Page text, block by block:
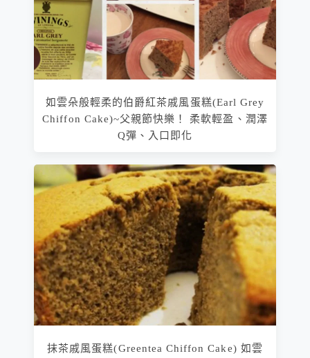
如雲朵般輕柔的伯爵紅茶戚風蛋糕(Earl Grey
Chiffon Cake)~父親節快樂！ 柔軟輕盈、潤澤
Q彈、入口即化
抹茶戚風蛋糕(Greentea Chiffon Cake) 如雲